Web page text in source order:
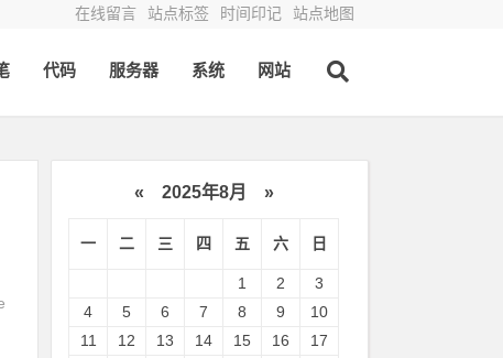
在线留言 站点标签 时间印记 站点地图
代码 服务器 系统 网站
« 2025年8月 »
一 二 三 四 五 六 日
1 2
3
4
5 6 7 8 9
10
11
12 13 14 15 16
17